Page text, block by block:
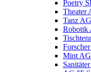
Poetry
Theater
Tanz AG
Robotik
Mint